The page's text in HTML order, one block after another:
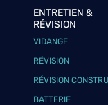
ENTRETIEN &
RÉVISION
VIDANGE
RÉVISION
RÉVISION
BATTERIE